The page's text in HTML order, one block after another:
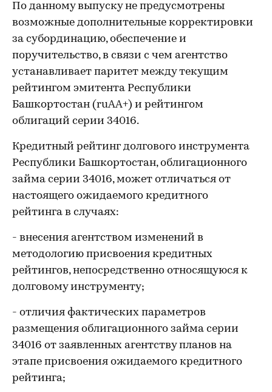
По данному выпуску не предусмотрены
возможные дополнительные корректировки
за субординацию, обеспечение и
поручительство, в связи с чем агентство
устанавливает паритет между текущим
рейтингом эмитента Республики
Башкортостан (ruАА+) и рейтингом
облигаций серии 34016.
Кредитный рейтинг долгового инструмента
Республики Башкортостан, облигационного
займа серии 34016, может отличаться от
настоящего ожидаемого кредитного
рейтинга в случаях:
- внесения агентством изменений в
методологию присвоения кредитных
рейтингов, непосредственно относящуюся к
долговому инструменту;
- отличия фактических параметров
размещения облигационного займа серии
34016 от заявленных агентству планов на
этапе присвоения ожидаемого кредитного
рейтинга;